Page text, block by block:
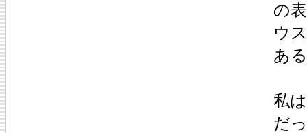
の
ウ
あ
私
だ